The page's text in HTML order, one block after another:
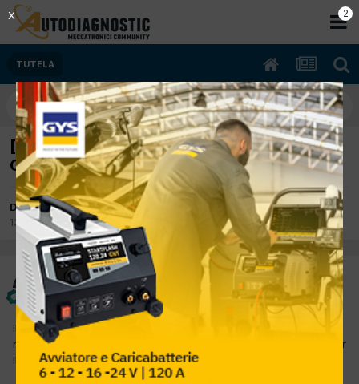
TUTELA
[Legge Monti ed Estensioni Varie di
Garanzia] Novità 2015
Da Avv. Beccari Piergiorgio
13 Luglio 2015inTUTELA
Avv. Beccari Piergiorgio
Inviato13 Luglio 2015
Il tema delle estensioni di garanzia e dei diritti/doveri connessi,
rappresenta tuttora uno degli argomenti di maggiore interesse per
il mondo dell’autoriparazione.
2
X